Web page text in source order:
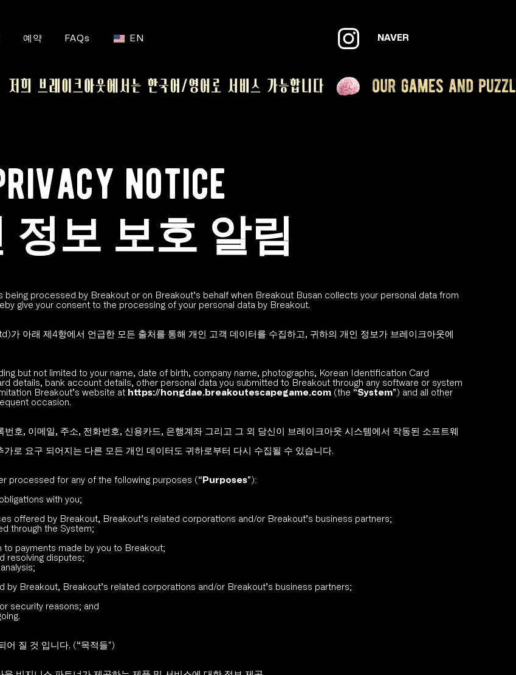
예약 FAQs EN NAVER
notice
정보 보호 알림
processed by Breakout or on Breakout’s behalf when Breakout Busan collects your personal data from
give your consent to the processing of your personal data by Breakout.
아래 제4항에서 언급한 모든 출처를 통해 개인 고객 데이터를 수집하고, 귀하의 개인 정보가 브레이크아웃에
but not limited to your name, date of birth, company name, photographs, Korean Identification Card
details, bank account details, other personal data you submitted to Breakout through any software or system
Breakout’s website at https://hongdae.breakoutescapegame.com (the “System”) and all other
occasion.
호, 이메일, 주소, 전화번호, 신용카드, 은행계좌 그리고 그 외 당신이 브레이크아웃 시스템에서 작동된 소프트웨
가로 요구 되어지는 다른 모든 개인 데이터도 귀하로부터 다시 수집될 수 있습니다.
processed for any of the following purposes (“ Purposes”):
with you;
offered by Breakout, Breakout’s related corporations and/or Breakout’s business partners;
through the System;
to payments made by you to Breakout;
resolving disputes;
Breakout, Breakout’s related corporations and/or Breakout’s business partners;
security reasons; and
어 질 것 입니다. (“목적들")